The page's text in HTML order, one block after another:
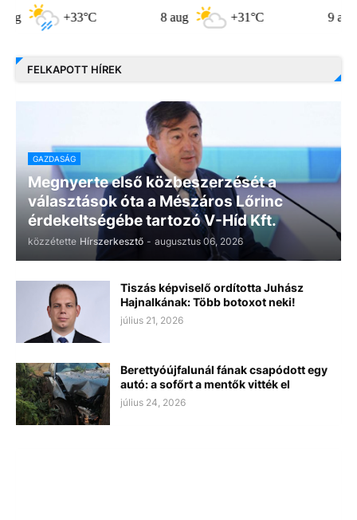
+33°C +31°C
FELKAPOTT HÍREK
GAZDASÁG
Megnyerte első közbeszerzését a
választások óta a Mészáros Lőrinc
érdekeltségébe tartozó V-Híd Kft.
közzétette Hírszerkesztő - augusztus 06, 2026
Tiszás képviselő ordította Juhász
Hajnalkának: Több botoxot neki!
július 21, 2026
Berettyóújfalunál fának csapódott egy
autó: a sofőrt a mentők vitték el
július 24, 2026